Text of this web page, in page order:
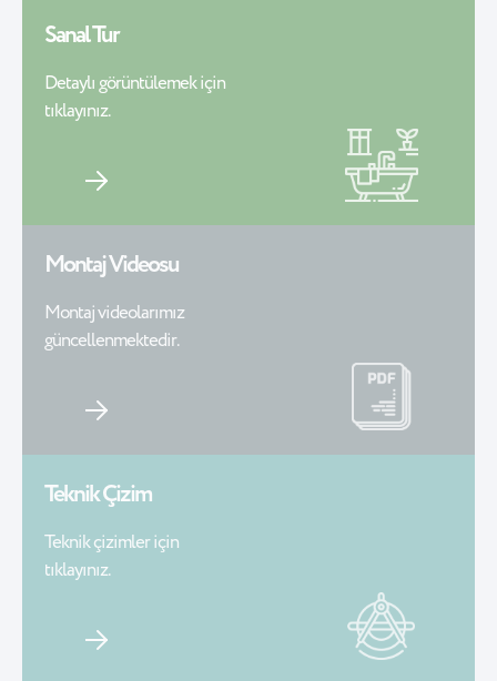
Sanal Tur
Detaylı görüntülemek için
tıklayınız.
Montaj Videosu
Montaj videolarımız
güncellenmektedir.
Teknik Çizim
Teknik çizimler için
tıklayınız.